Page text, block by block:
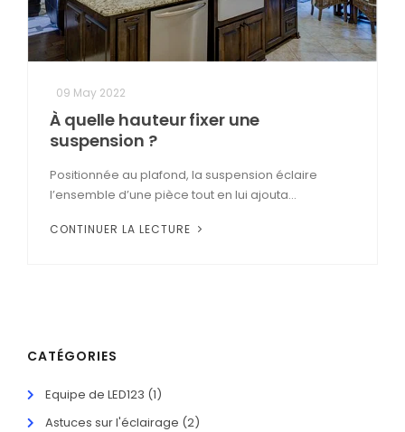
09 May 2022
À quelle hauteur fixer une
suspension ?
Positionnée au plafond, la suspension éclaire
l’ensemble d’une pièce tout en lui ajouta...
CONTINUER LA LECTURE
CATÉGORIES
Equipe de LED123 (1)
Astuces sur l'éclairage (2)